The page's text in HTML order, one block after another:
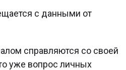
с данными от
справляются со своей
уже вопрос личных